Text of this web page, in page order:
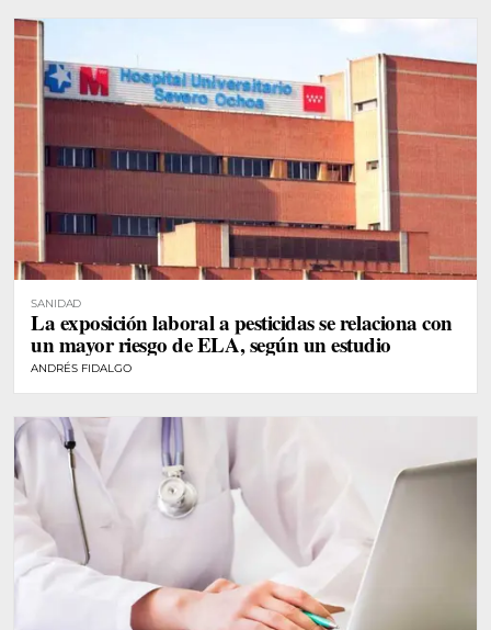
SANIDAD
La exposición laboral a pesticidas se relaciona con
un mayor riesgo de ELA, según un estudio
ANDRÉS FIDALGO